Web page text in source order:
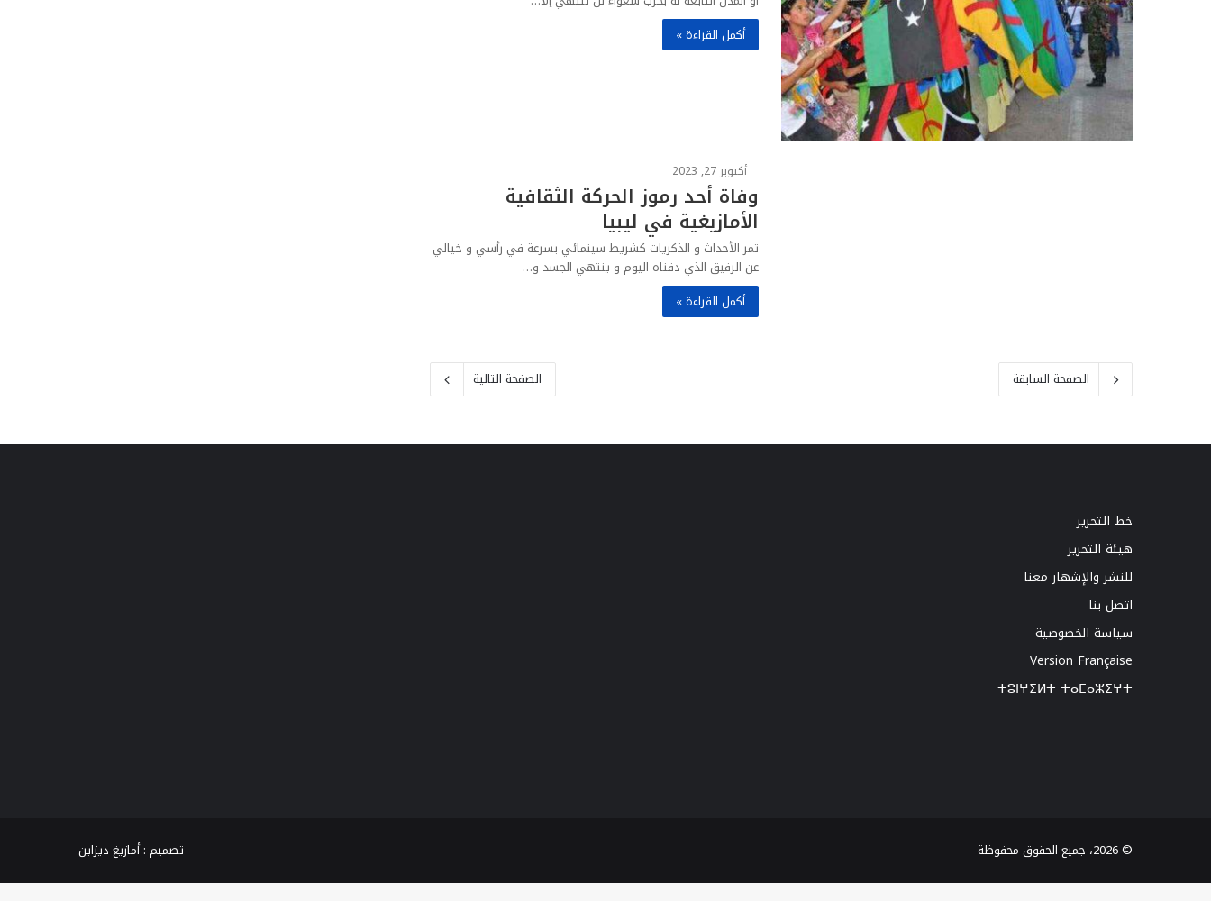
أكمل القراءة »
أكتوبر 27, 2023
وفاة أحد رموز الحركة الثقافية
الأمازيغية في ليبيا
تمر الأحداث و الذكريات كشريط سينمائي بسرعة في رأسي و خيالي
عن الرفيق الذي دفناه اليوم و ينتهي الجسد و…
أكمل القراءة »
الصفحة السابقة الصفحة التالية
خط التحرير
هيئة التحرير
للنشر والإشهار معنا
اتصل بنا
سياسة الخصوصية
Version Française
ⵜⵓⵏⵖⵉⵍⵜ ⵜⴰⵎⴰⵣⵉⵖⵜ
© 2026، جميع الحقوق محفوظة تصميم :أمازيغ ديزاين TikTokواتساب